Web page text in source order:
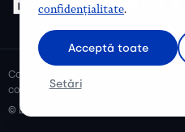
Cosmetice bio și naturale, ulei de
cosmetice naturale pentru mămici
© Biobeauty 2026. Toate drepturile
confidențialitate.
Acceptă toate
Setări